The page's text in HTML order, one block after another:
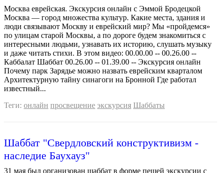
Москва еврейская. Экскурсия онлайн с Эммой Бродецкой
Москва — город множества культур. Какие места, здания и
люди связывают Москву и еврейский мир? Мы «пройдемся»
по улицам старой Москвы, а по дороге будем знакомиться с
интересными людьми, узнавать их историю, слушать музыку
и даже читать стихи. В этом видео: 00.00.00 -- 00.26.00 --
Каббалат Шаббат 00.26.00 -- 01.39.00 -- Экскурсия онлайн
Почему парк Зарядье можно назвать еврейским кварталом
Архитектурную тайну синагоги на Бронной Где работал
известный...
Теги: онлайн просвещение экскурсия Шаббаты
Шаббат "Свердловский конструктивизм -
наследие Баухауз"
31 мая был организован шаббат в форме пешей экскурсии с